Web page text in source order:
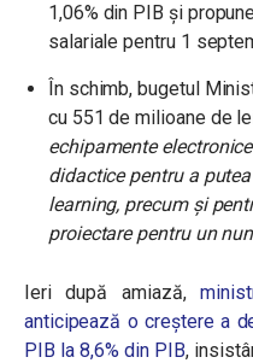
1,06% din PIB și
salariale pentru 1
În schimb, bugetul
cu 551 de milioane de
echipamente
didactice pentru a
learning, precum și
proiectare pentru un
Ieri după amiază,
anticipează o creștere a
PIB la 8,6% din PIB,